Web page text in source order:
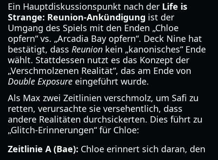
Ein Hauptdiskussionspunkt nach der Life is
Strange: Reunion-Ankündigung ist der
Umgang des Spiels mit den Enden „Chloe
opfern“ vs. „Arcadia Bay opfern“. Deck Nine hat
bestätigt, dass Reunion kein „kanonisches“ Ende
wählt. Stattdessen nutzt es das Konzept der
„Verschmolzenen Realität“, das am Ende von
Double Exposure eingeführt wurde.
Als Max zwei Zeitlinien verschmolz, um Safi zu
retten, verursachte sie versehentlich, dass
andere Realitäten durchsickerten. Dies führt zu
„Glitch-Erinnerungen“ für Chloe:
Zeitlinie A (Bae): Chloe erinnert sich daran, den